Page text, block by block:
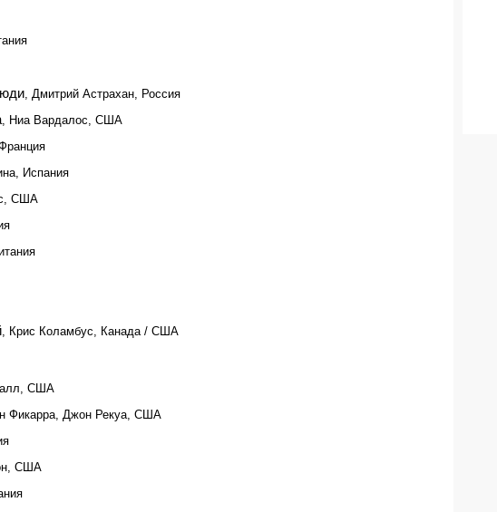
, Дмитрий Астрахан, Россия
, Ниа Вардалос, США
Испания
США
, Крис Коламбус, Канада / США
США
Фикарра, Джон Рекуа, США
США